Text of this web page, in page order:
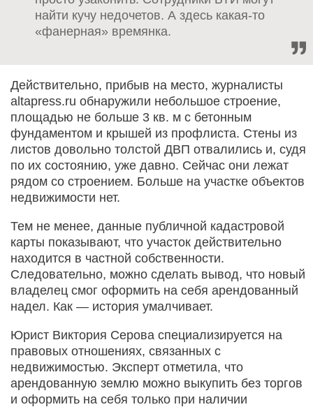
найти кучу недочетов. А здесь какая-то
«фанерная» времянка.
Действительно, прибыв на место, журналисты
altapress.ru обнаружили небольшое строение,
площадью не больше 3 кв. м с бетонным
фундаментом и крышей из профлиста. Стены из
листов довольно толстой ДВП отвалились и, судя
по их состоянию, уже давно. Сейчас они лежат
рядом со строением. Больше на участке объектов
недвижимости нет.
Тем не менее, данные публичной кадастровой
карты показывают, что участок действительно
находится в частной собственности.
Следовательно, можно сделать вывод, что новый
владелец смог оформить на себя арендованный
надел. Как — история умалчивает.
Юрист Виктория Серова специализируется на
правовых отношениях, связанных с
недвижимостью. Эксперт отметила, что
арендованную землю можно выкупить без торгов
и оформить на себя только при наличии